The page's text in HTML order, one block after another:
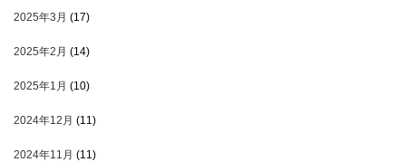
2025年3月 (17)
2025年2月 (14)
2025年1月 (10)
2024年12月 (11)
2024年11月 (11)